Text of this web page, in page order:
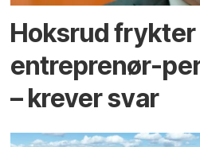
Hoksrud frykter
entreprenør-
– krever svar